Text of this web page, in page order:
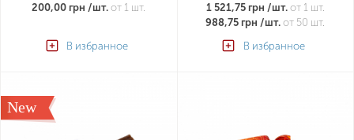
200,00 грн /шт. от 1 шт.
В избранное
1 521,75 грн /шт.от 1 шт.
988,75 грн /шт. от 50 шт.
В избранное
New